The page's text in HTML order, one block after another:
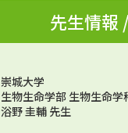
先生情報
崇城大学
生物生命学部 生物生命学
浴野 圭輔 先生